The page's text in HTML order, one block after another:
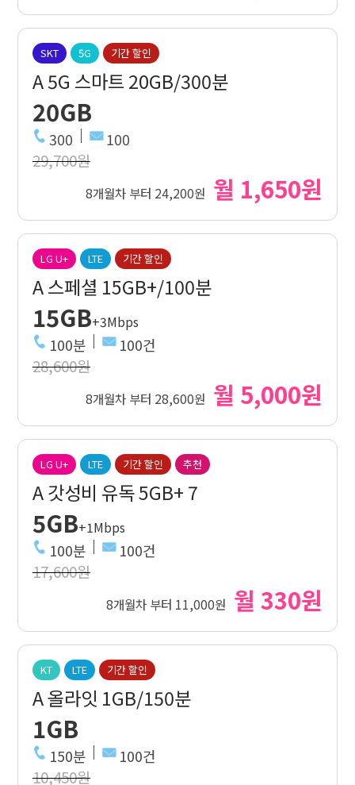
SKT 5G 기간 할인
A 5G 스마트 20GB/300분
20GB
300 100
29,700원
8개월차 부터 24,200원 월 1,650원
LG U+ LTE 기간 할인
A 스페셜 15GB+/100분
15GB+3Mbps
100분 100건
28,600원
8개월차 부터 28,600원 월 5,000원
LG U+ LTE 기간 할인 추천
A 갓성비 유독 5GB+ 7
5GB+1Mbps
100분 100건
17,600원
8개월차 부터 11,000원 월 330원
KT LTE 기간 할인
A 올라잇 1GB/150분
1GB
150분 100건
10,450원